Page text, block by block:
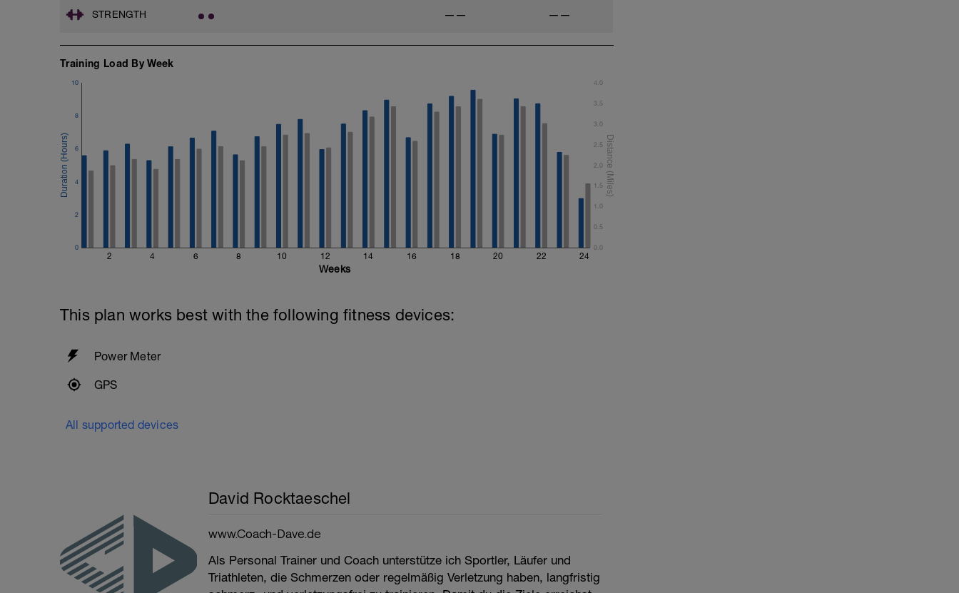
STRENGTH —— ——
Training Load By Week
2 4 6 8 10 12 14 16 18 20 22 24
0
2
4
6
8
10
0.0
0.5
1.0
1.5
2.0
2.5
3.0
3.5
4.0
Weeks
This plan works best with the following fitness devices:
Power Meter
GPS
All supported devices
David Rocktaeschel
www.Coach-Dave.de
Als Personal Trainer und Coach unterstütze ich Sportler, Läufer und
Triathleten, die Schmerzen oder regelmäßig Verletzung haben, langfristig